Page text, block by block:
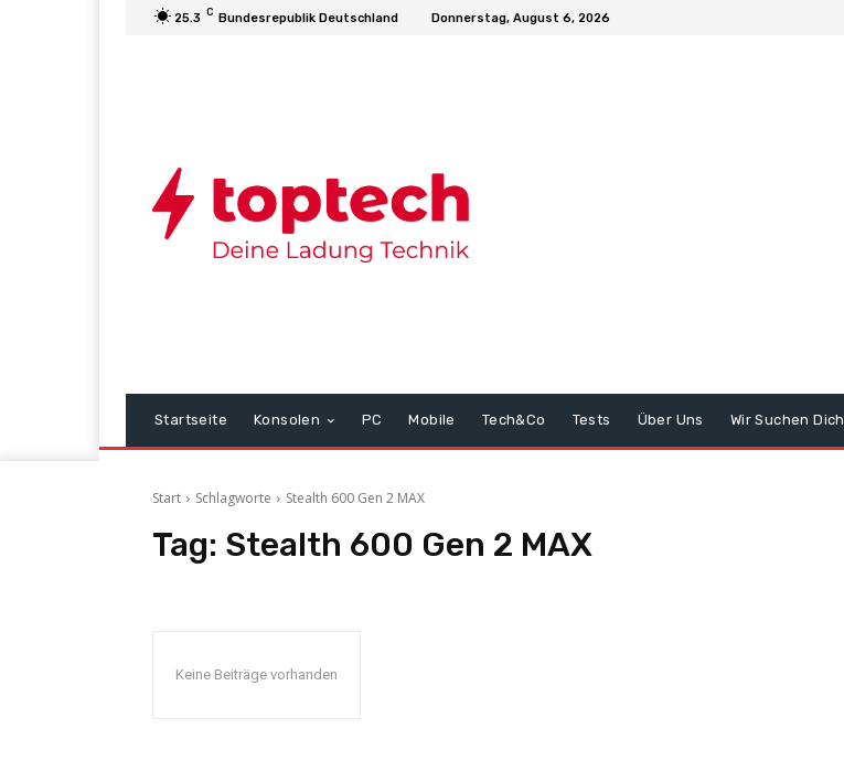
25.3 C Bundesrepublik Deutschland Donnerstag, August 6, 2026
Startseite Konsolen PC Mobile Tech&Co Tests Über Uns Wir Suchen Dich
Start Schlagworte Stealth 600 Gen 2 MAX
Tag: Stealth 600 Gen 2 MAX
Keine Beiträge vorhanden